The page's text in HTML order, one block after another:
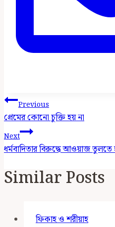
Post
Navigation
Previous
প্রেমের কোনো চুক্তি হয় না
Next
ধর্মবাদিতার বিরুদ্ধে আওয়াজ
Similar Posts
ফিকাহ ও শরীয়াহ